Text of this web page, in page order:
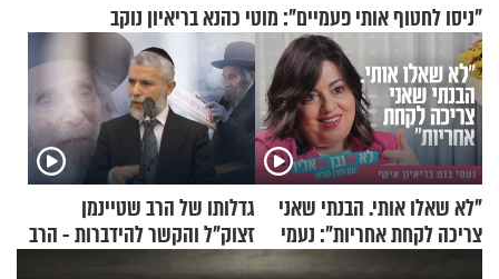
"ניסו לחטוף אותי פעמיים": מוטי כהנא בריאיון נוקב
"לא שאלו אותי. הבנתי שאני
צריכה לקחת אחריות": נעמי
גדלותו של הרב שטיינמן
זצוק"ל והקשר להידברות - הרב
זמיר כהן